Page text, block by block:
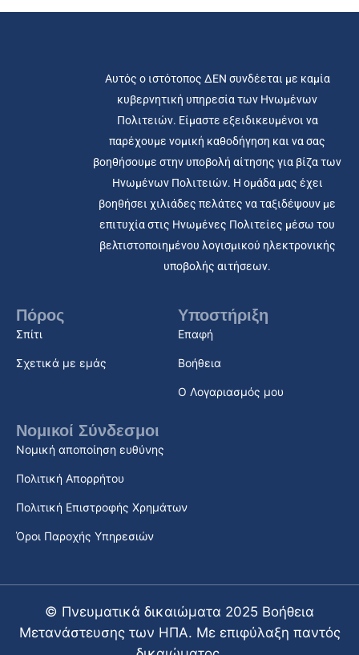
Αυτός ο ιστότοπος ΔΕΝ συνδέεται με καμία
κυβερνητική υπηρεσία των Ηνωμένων
Πολιτειών. Είμαστε εξειδικευμένοι να
παρέχουμε νομική καθοδήγηση και να σας
βοηθήσουμε στην υποβολή αίτησης για βίζα των
Ηνωμένων Πολιτειών. Η ομάδα μας έχει
βοηθήσει χιλιάδες πελάτες να ταξιδέψουν με
επιτυχία στις Ηνωμένες Πολιτείες μέσω του
βελτιστοποιημένου λογισμικού ηλεκτρονικής
υποβολής αιτήσεων.
Πόρος
Σπίτι
Σχετικά με εμάς
Υποστήριξη
Επαφή
Βοήθεια
Ο Λογαριασμός μου
Νομικοί Σύνδεσμοι
Νομική αποποίηση ευθύνης
Πολιτική Απορρήτου
Πολιτική Επιστροφής Χρημάτων
Όροι Παροχής Υπηρεσιών
© Πνευματικά δικαιώματα 2025 Βοήθεια
Μετανάστευσης των ΗΠΑ. Με επιφύλαξη παντός